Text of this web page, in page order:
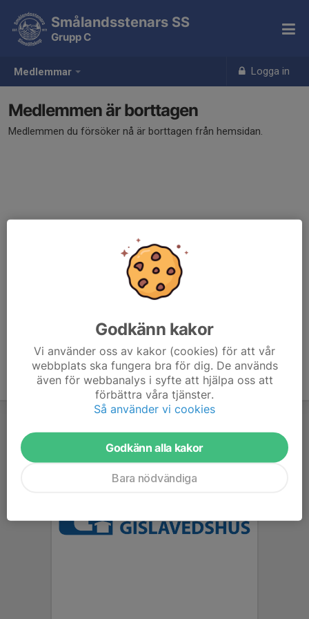
Medlemmar Logga in
Smålandsstenars SS
Grupp C
Medlemmen är borttagen
Medlemmen du försöker nå är borttagen från hemsidan.
Godkänn kakor
Vi använder oss av kakor (cookies) för att vår
webbplats ska fungera bra för dig. De används
även för webbanalys i syfte att hjälpa oss att
förbättra våra tjänster.
Så använder vi cookies
Godkänn alla kakor
Bara nödvändiga